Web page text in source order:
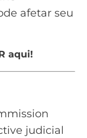
afetar seu
aqui!
judicial